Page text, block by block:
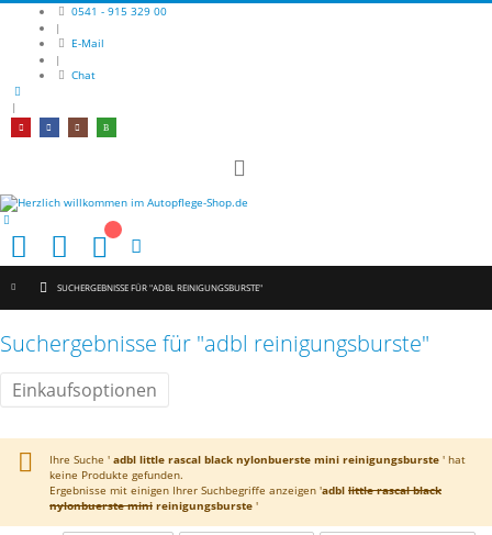
0541 - 915 329 00
|
E-Mail
|
Chat
|
Mein Warenkorb
SUCHERGEBNISSE FÜR "ADBL REINIGUNGSBURSTE"
Suchergebnisse für "adbl reinigungsburste"
Ihre Suche ' adbl little rascal black nylonbuerste mini reinigungsburste ' hat
keine Produkte gefunden.
Ergebnisse mit einigen Ihrer Suchbegriffe anzeigen 'adbl little rascal black
nylonbuerste mini reinigungsburste '
Einkaufsoptionen